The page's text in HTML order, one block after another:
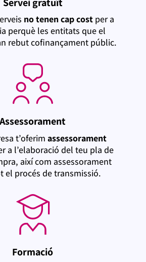
no tenen cap cost per a
perquè les entitats que el
rebut cofinançament públic.
Assessorament
t’oferimassessorament
a l’elaboració del teu pla de
així com assessorament
el procés de transmissió.
Formació